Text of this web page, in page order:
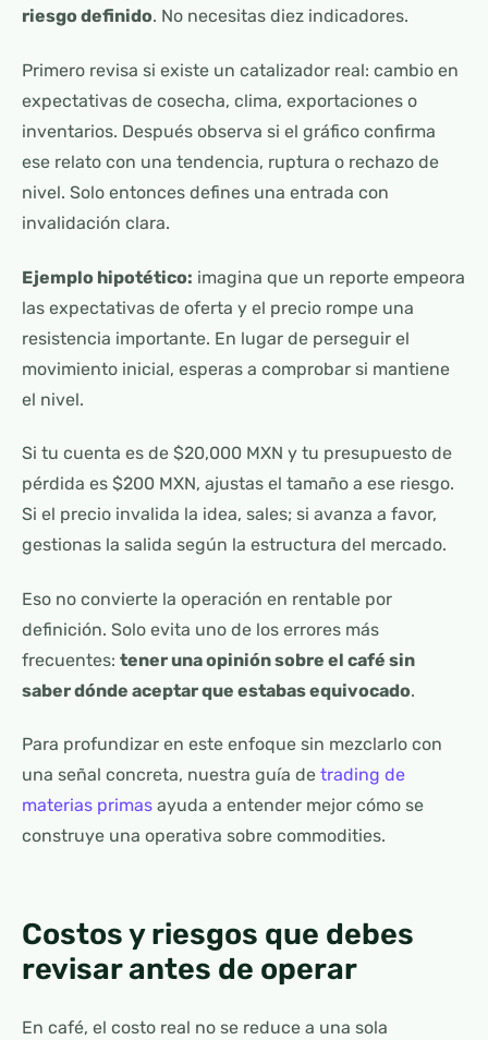
riesgo definido. No necesitas diez indicadores.
Primero revisa si existe un catalizador real: cambio en
expectativas de cosecha, clima, exportaciones o
inventarios. Después observa si el gráfico confirma
ese relato con una tendencia, ruptura o rechazo de
nivel. Solo entonces defines una entrada con
invalidación clara.
Ejemplo hipotético: imagina que un reporte empeora
las expectativas de oferta y el precio rompe una
resistencia importante. En lugar de perseguir el
movimiento inicial, esperas a comprobar si mantiene
el nivel.
Si tu cuenta es de $20,000 MXN y tu presupuesto de
pérdida es $200 MXN, ajustas el tamaño a ese riesgo.
Si el precio invalida la idea, sales; si avanza a favor,
gestionas la salida según la estructura del mercado.
Eso no convierte la operación en rentable por
definición. Solo evita uno de los errores más
frecuentes: tener una opinión sobre el café sin
saber dónde aceptar que estabas equivocado.
Para profundizar en este enfoque sin mezclarlo con
una señal concreta, nuestra guía de trading de
materias primas ayuda a entender mejor cómo se
construye una operativa sobre commodities.
Costos y riesgos que debes
revisar antes de operar
En café, el costo real no se reduce a una sola